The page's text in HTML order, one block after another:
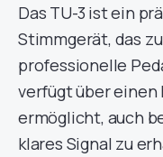
Das TU-3 ist ein
Stimmgerät, das
professionelle
verfügt über einen
ermöglicht, auch
klares Signal zu